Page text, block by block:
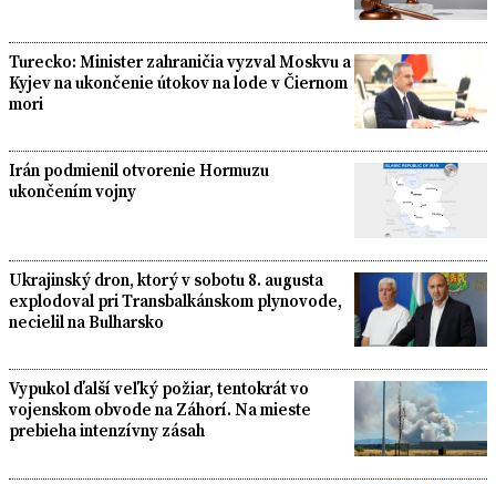
Turecko: Minister zahraničia vyzval Moskvu a
Kyjev na ukončenie útokov na lode v Čiernom
mori
Irán podmienil otvorenie Hormuzu
ukončením vojny
Ukrajinský dron, ktorý v sobotu 8. augusta
explodoval pri Transbalkánskom plynovode,
necielil na Bulharsko
Vypukol ďalší veľký požiar, tentokrát vo
vojenskom obvode na Záhorí. Na mieste
prebieha intenzívny zásah